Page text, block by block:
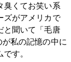
臭くてお笑い系
ズがアメリカで
と聞いて「毛唐
私の記憶の中に
す。